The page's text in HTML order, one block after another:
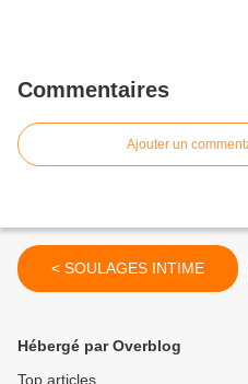
Commentaires
Ajouter un
< SOULAGES INTIME
Hébergé par Overblog
Top articles